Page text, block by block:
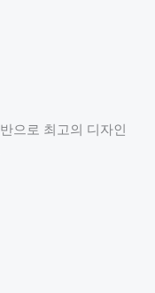
으로 최고의 디자인